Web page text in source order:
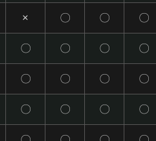
× 〇 〇 〇
〇 〇 〇 〇
〇 〇 〇 〇
〇 〇 〇 〇